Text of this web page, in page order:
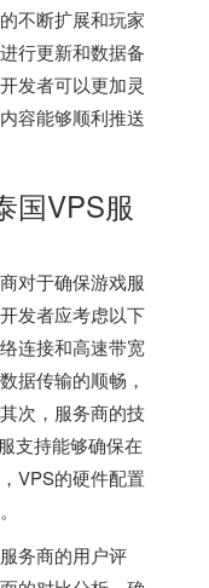
不断扩展和玩家
行更新和数据备
发者可以更加灵
容能够顺利推送
国VPS服
对于确保游戏服
发者应考虑以下
连接和高速带宽
据传输的顺畅，
次，服务商的技
支持能够确保在
VPS的硬件配置
务商的用户评